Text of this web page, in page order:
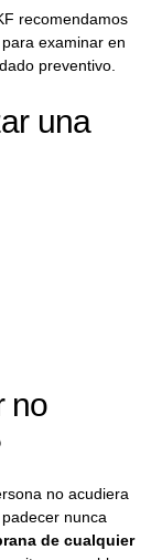
recomendamos
para examinar en
preventivo.
una
no
no acudiera
nunca
de cualquier